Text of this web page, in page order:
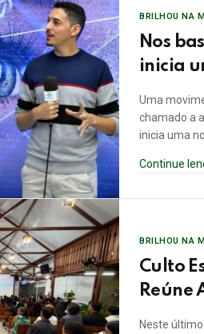
BRILHOU NA
Nos
inicia
Uma
chamado a
inicia uma
Continue
BRILHOU NA
Culto
Reúne
Neste